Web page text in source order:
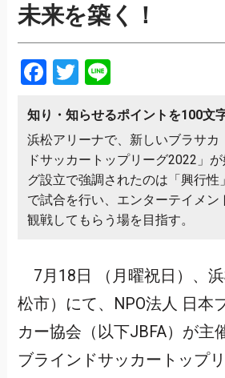
未来を築く！
Facebook
Twitter
Line
知り・知らせるポイントを100文
浜松アリーナで、新しいブラサカ
ドサッカートップリーグ2022」
グ設立で強調されたのは「興行性
で試合を行い、エンターテイメン
観戦してもらう場を目指す。
7月18日 （月曜祝日）、
松市）にて、NPO法人 日本
カー協会（以下JBFA）が主
ブラインドサッカートップ